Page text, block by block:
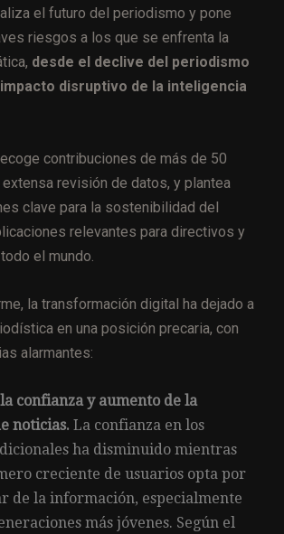
el futuro del periodismo y pone
riesgos a los que se enfrenta la
desde el declive del periodismo
disruptivo de la inteligencia
contribuciones de más de 50
revisión de datos, y plantea
clave para la sostenibilidad del
relevantes para directivos y
el mundo.
la transformación digital ha dejado a
en una posición precaria, con
alarmantes:
confianza y aumento de la
noticias. La confianza en los
ha disminuido mientras
creciente de usuarios opta por
de la información, especialmente
más jóvenes. Según el